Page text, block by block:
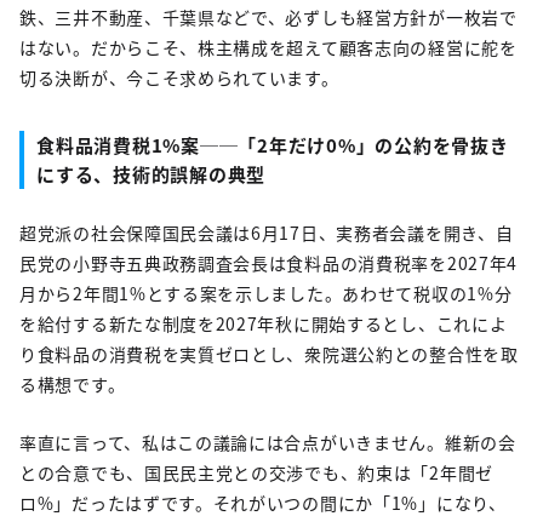
鉄、三井不動産、千葉県などで、必ずしも経営方針が一枚岩で
はない。だからこそ、株主構成を超えて顧客志向の経営に舵を
切る決断が、今こそ求められています。
食料品消費税1%案──「2年だけ0%」の公約を骨抜き
にする、技術的誤解の典型
超党派の社会保障国民会議は6月17日、実務者会議を開き、自
民党の小野寺五典政務調査会長は食料品の消費税率を2027年4
月から2年間1%とする案を示しました。あわせて税収の1%分
を給付する新たな制度を2027年秋に開始するとし、これによ
り食料品の消費税を実質ゼロとし、衆院選公約との整合性を取
る構想です。
率直に言って、私はこの議論には合点がいきません。維新の会
との合意でも、国民民主党との交渉でも、約束は「2年間ゼ
ロ%」だったはずです。それがいつの間にか「1%」になり、